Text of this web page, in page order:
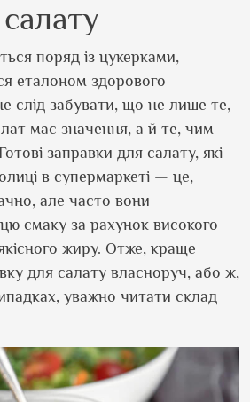
салату
поряд із цукерками,
еталоном здорового
слід забувати, що не лише те,
має значення, а й те, чим
заправки для салату, які
в супермаркеті — це,
але часто вони
смаку за рахунок високого
жиру. Отже, краще
для салату власноруч, або ж,
уважно читати склад